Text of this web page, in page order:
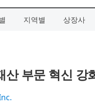
지역별 상장사
부문 혁신 강